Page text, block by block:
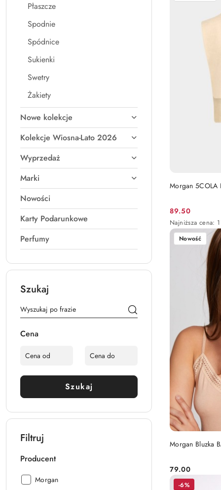
Płaszcze
Spodnie
Spódnice
Sukienki
Swetry
Żakiety
Nowe kolekcje
Kolekcje Wiosna-Lato 2026
Wyprzedaż
Marki
Nowości
Karty Podarunkowe
Perfumy
Szukaj
Cena
Szukaj
Filtruj
Producent
Producent:
Morgan
Morgan 5COLA
Cena
promocyjna:
89.50
Najniższa
cena
Najniższa cena:
Morgan Bluzka
Cena:
79.00
Nowość
-6%